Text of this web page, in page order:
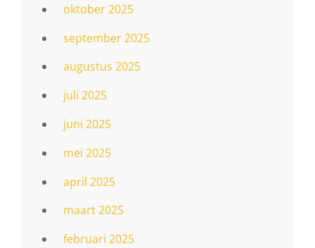
oktober 2025
september 2025
augustus 2025
juli 2025
juni 2025
mei 2025
april 2025
maart 2025
februari 2025